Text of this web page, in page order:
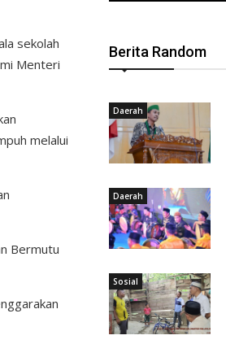
sekolah
Menteri
melalui
Bermutu
Berita Random
Daerah
Daerah
Sosial